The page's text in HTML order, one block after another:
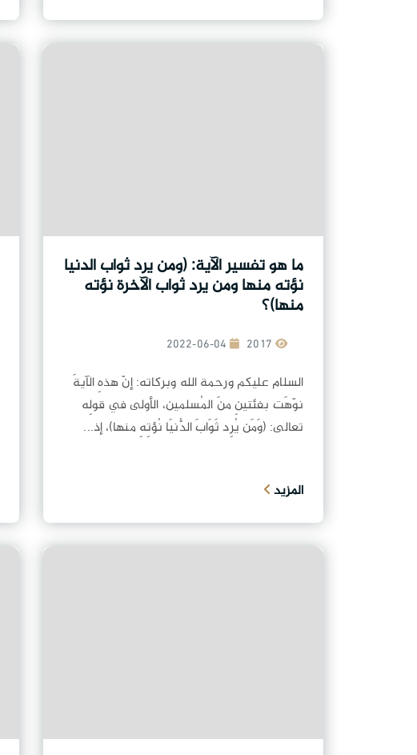
ما هو تفسير الآية: (ومن يرد ثواب الدنيا
نؤته منها ومن يرد ثواب الآخرة نؤته
منها)؟
2022-06-04
السلام عليكم ورحمة الله وبركاته: إنّ هذهِ الآيةَ
نوّهَت بفئتينِ منَ المُسلمين، الأولى في قولِه
تعالى: (وَمَن يُرِد ثَوَابَ الدُّنيَا نُؤتِهِ منها)، إذ...
المزيد